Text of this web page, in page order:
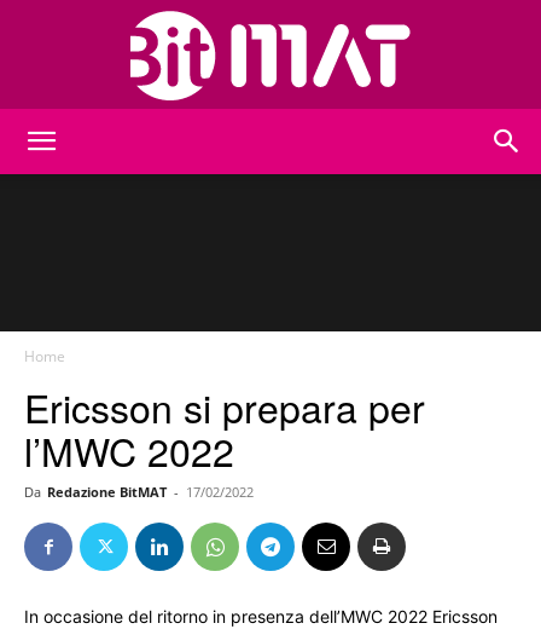
Home
Ericsson si prepara per
l’MWC 2022
Da Redazione BitMAT - 17/02/2022
In occasione del ritorno in presenza dell’MWC 2022 Ericsson